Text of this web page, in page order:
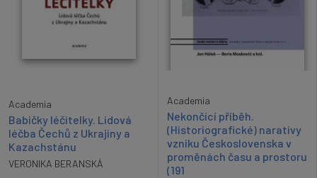
Academia
Babičky léčitelky. Lidová
léčba Čechů z Ukrajiny a
Kazachstánu
VERONIKA BERANSKÁ
Academia
Nekončící příběh.
(Historiografické) narativy
vzniku Československa v
proměnách času a prostoru
(191